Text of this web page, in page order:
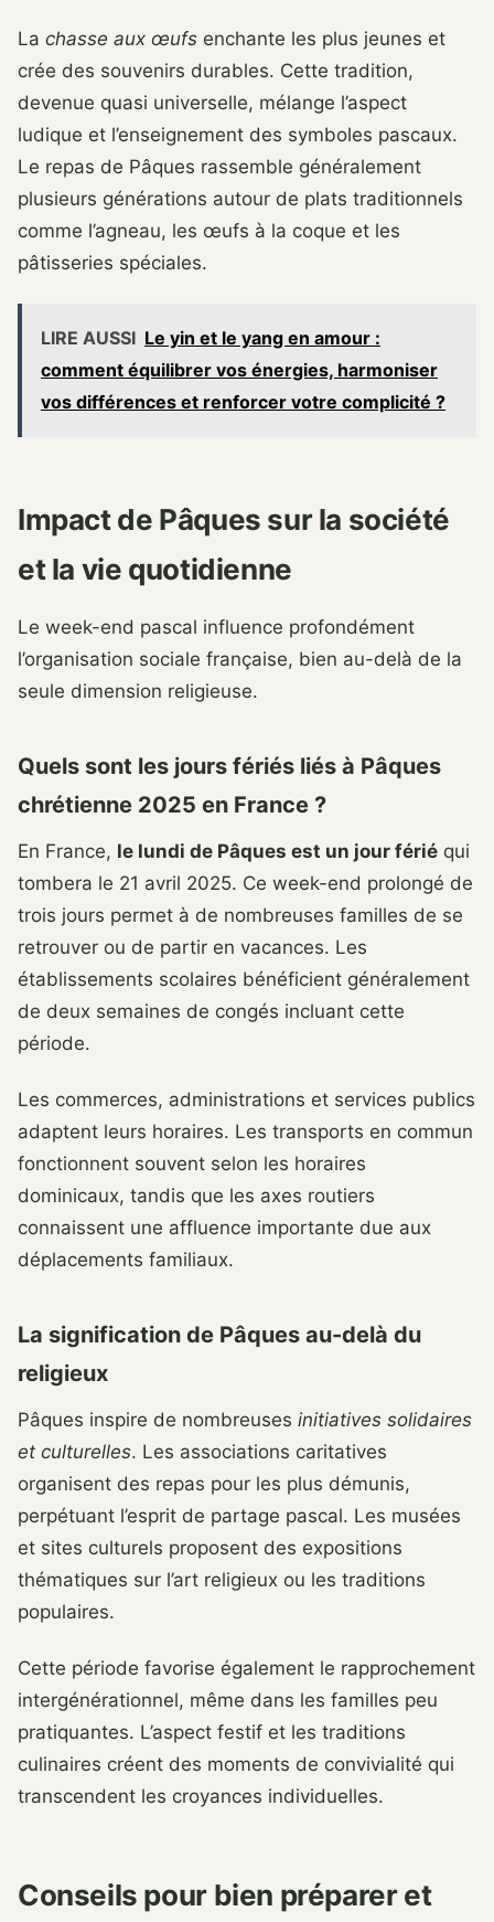
La chasse aux œufs enchante les plus jeunes et
crée des souvenirs durables. Cette tradition,
devenue quasi universelle, mélange l’aspect
ludique et l’enseignement des symboles pascaux.
Le repas de Pâques rassemble généralement
plusieurs générations autour de plats traditionnels
comme l’agneau, les œufs à la coque et les
pâtisseries spéciales.
LIRE AUSSI Le yin et le yang en amour :
comment équilibrer vos énergies, harmoniser
vos différences et renforcer votre complicité ?
Impact de Pâques sur la société
et la vie quotidienne
Le week-end pascal influence profondément
l’organisation sociale française, bien au-delà de la
seule dimension religieuse.
Quels sont les jours fériés liés à Pâques
chrétienne 2025 en France ?
En France, le lundi de Pâques est un jour férié qui
tombera le 21 avril 2025. Ce week-end prolongé de
trois jours permet à de nombreuses familles de se
retrouver ou de partir en vacances. Les
établissements scolaires bénéficient généralement
de deux semaines de congés incluant cette
période.
Les commerces, administrations et services publics
adaptent leurs horaires. Les transports en commun
fonctionnent souvent selon les horaires
dominicaux, tandis que les axes routiers
connaissent une affluence importante due aux
déplacements familiaux.
La signification de Pâques au-delà du
religieux
Pâques inspire de nombreuses initiatives solidaires
et culturelles. Les associations caritatives
organisent des repas pour les plus démunis,
perpétuant l’esprit de partage pascal. Les musées
et sites culturels proposent des expositions
thématiques sur l’art religieux ou les traditions
populaires.
Cette période favorise également le rapprochement
intergénérationnel, même dans les familles peu
pratiquantes. L’aspect festif et les traditions
culinaires créent des moments de convivialité qui
transcendent les croyances individuelles.
Conseils pour bien préparer et